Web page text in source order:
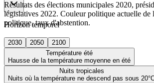
Horizon temporel
2030 2050
2100
Température été
Hausse de la température moyenne en été
Nuits tropicales
Nuits où la température ne descend pas sous
Résultats des élections municipales 2020,
législatives 2022. Couleur politique actuelle de
politique, taux d'abstention.